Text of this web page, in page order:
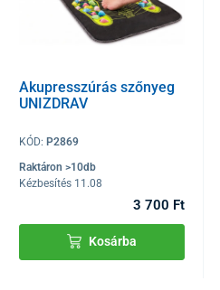
Akupresszúrás szőnyeg
UNIZDRAV
KÓD: P2869
Raktáron >10db
Kézbesítés 11.08
3 700 Ft
Kosárba